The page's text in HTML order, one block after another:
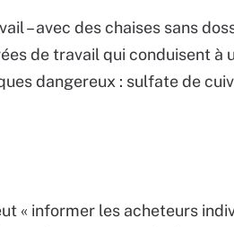
– avec des chaises sans
de travail qui conduisent à
dangereux : sulfate de
« informer les acheteurs